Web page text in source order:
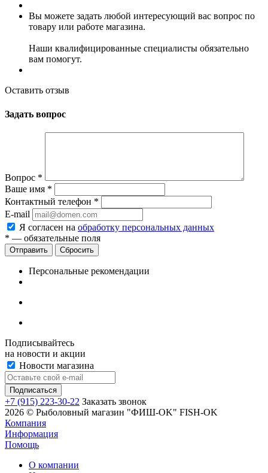
Вы можете задать любой интересующий вас вопрос по
товару или работе магазина.
Наши квалифицированные специалисты обязательно
вам помогут.
Оставить отзыв
Задать вопрос
Вопрос *
Ваше имя *
Контактный телефон *
E-mail
Я согласен на обработку персональных данных
* — обязательные поля
Сбросить
Персональные рекомендации
Подписывайтесь
на новости и акции
Новости магазина
+7 (915) 223-30-22 Заказать звонок
2026 © Рыболовный магазин "ФИШ-OK" FISH-OK
Компания
Информация
Помощь
О компании